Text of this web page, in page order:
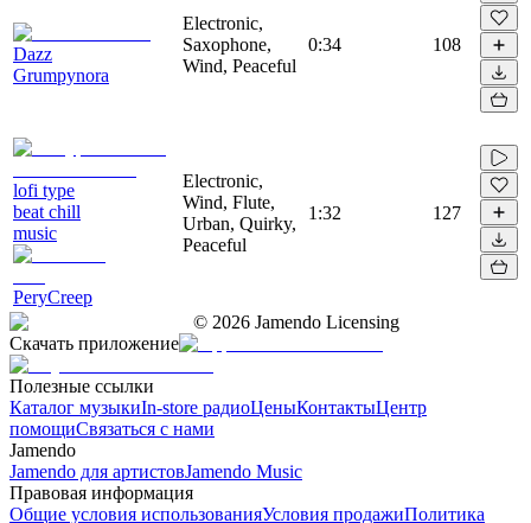
Dazz
Grumpynora
Electronic,
Saxophone,
Wind, Peaceful
0:34 108
lofi type
beat chill
music
PeryCreep
Electronic,
Wind, Flute,
Urban, Quirky,
Peaceful
1:32 127
© 2026 Jamendo Licensing
Скачать приложение
Полезные ссылки
Каталог музыкиIn-store радиоЦеныКонтактыЦентр
помощиСвязаться с нами
Jamendo
Jamendo для артистовJamendo Music
Правовая информация
Общие условия использованияУсловия продажиПолитика